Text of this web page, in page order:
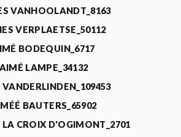
VANHOOLANDT_8163
VERPLAETSE_50112
BODEQUIN_6717
AIMÉ LAMPE_34132
BAUTERS_65902
CROIX D'OGIMONT_2701